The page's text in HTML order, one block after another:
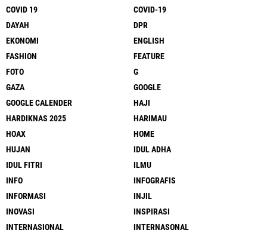
COVID 19
COVID-19
DAYAH
DPR
EKONOMI
ENGLISH
FASHION
FEATURE
FOTO
G
GAZA
GOOGLE
GOOGLE CALENDER
HAJI
HARDIKNAS 2025
HARIMAU
HOAX
HOME
HUJAN
IDUL ADHA
IDUL FITRI
ILMU
INFO
INFOGRAFIS
INFORMASI
INJIL
INOVASI
INSPIRASI
INTERNASIONAL
INTERNASONAL